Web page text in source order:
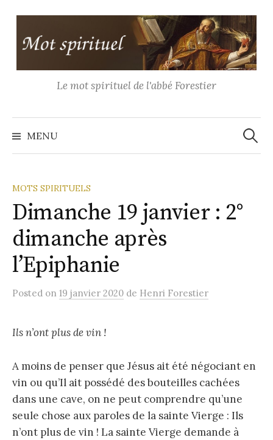
contenu
Le mot spirituel de l'abbé Forestier
MENU
MOTS SPIRITUELS
Dimanche 19 janvier : 2°
dimanche après
l’Epiphanie
Posted on 19 janvier 2020 de Henri Forestier
Ils n’ont plus de vin !
A moins de penser que Jésus ait été négociant en
vin ou qu’Il ait possédé des bouteilles cachées
dans une cave, on ne peut comprendre qu’une
seule chose aux paroles de la sainte Vierge : Ils
n’ont plus de vin ! La sainte Vierge demande à